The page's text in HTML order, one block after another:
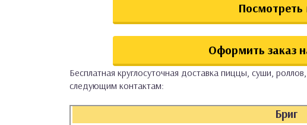
Оформить заказ
Бесплатная круглосуточная доставка пиццы, суши,
следующим контактам:
Бриг